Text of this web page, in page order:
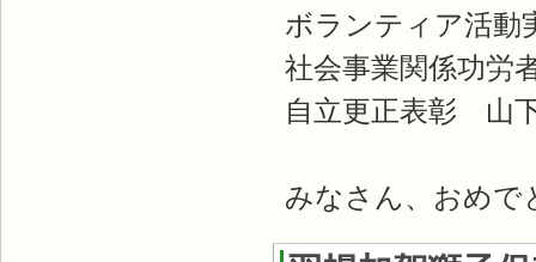
ボランティア活
社会事業関係功
自立更正表彰 山
みなさん、おめで